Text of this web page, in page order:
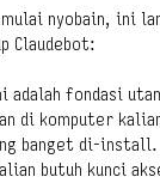
nyobain, ini
Claudebot:
adalah fondasi
di komputer
banget di-install.
butuh kunci